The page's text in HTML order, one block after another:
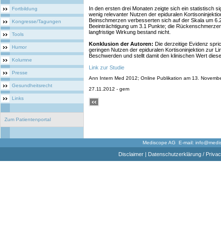
Fortbildung
Kongresse/Tagungen
Tools
Humor
Kolumne
Presse
Gesundheitsrecht
Links
Zum Patientenportal
In den ersten drei Monaten zeigte sich ein statistisch
wenig relevanter Nutzen der epiduralen
Beinschmerzen verbesserten sich auf der Skala um
Beeinträchtigung um 3.1 Punkte; die
langfristige Wirkung bestand nicht.
Konklusion der Autoren: Die derzeitige Evidenz
geringen Nutzen der epiduralen Kortisoninjektion zur
Beschwerden und stellt damit den klinischen Wert
Link zur Studie
Ann Intern Med 2012; Online Publikation am 13.
27.11.2012 - gem
Mediscope AG E-mail:
Disclaimer| Datenschutzerklärung /